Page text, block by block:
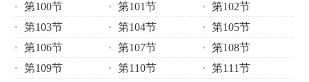
第100节
第101节
第102节
第103节
第104节
第105节
第106节
第107节
第108节
第109节
第110节
第111节